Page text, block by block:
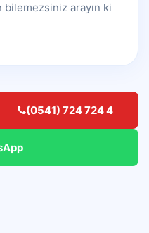
arayın ki
(0541) 724 724 4